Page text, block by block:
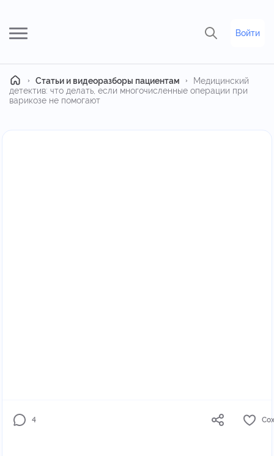
Войти
ГлавнаяСтатьи и видеоразборы пациентам
Медицинский
детектив: что делать, если многочисленные операции при
варикозе не помогают
4